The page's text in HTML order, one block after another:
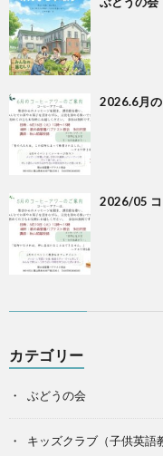
2026.6月
2026/05 コ
カテゴリー
ぶどうの会
キッズクラブ（子供英語